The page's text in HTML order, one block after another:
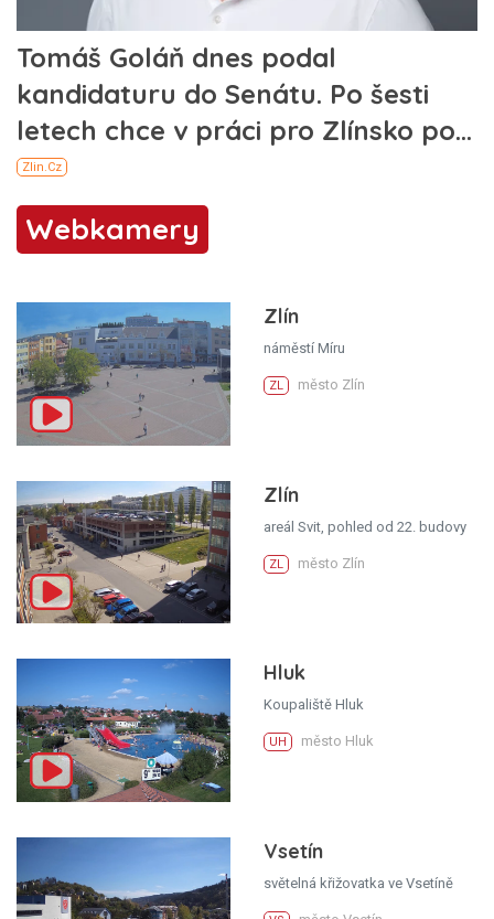
Webkamery
Zlín
náměstí Míru
ZL město Zlín
Zlín
areál Svit, pohled od 22. budovy
ZL město Zlín
Hluk
Koupaliště Hluk
UH město Hluk
Vsetín
světelná křižovatka ve Vsetíně